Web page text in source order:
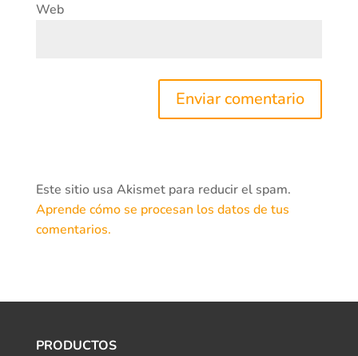
Web
Este sitio usa Akismet para reducir el spam.
Aprende cómo se procesan los datos de tus
comentarios.
PRODUCTOS